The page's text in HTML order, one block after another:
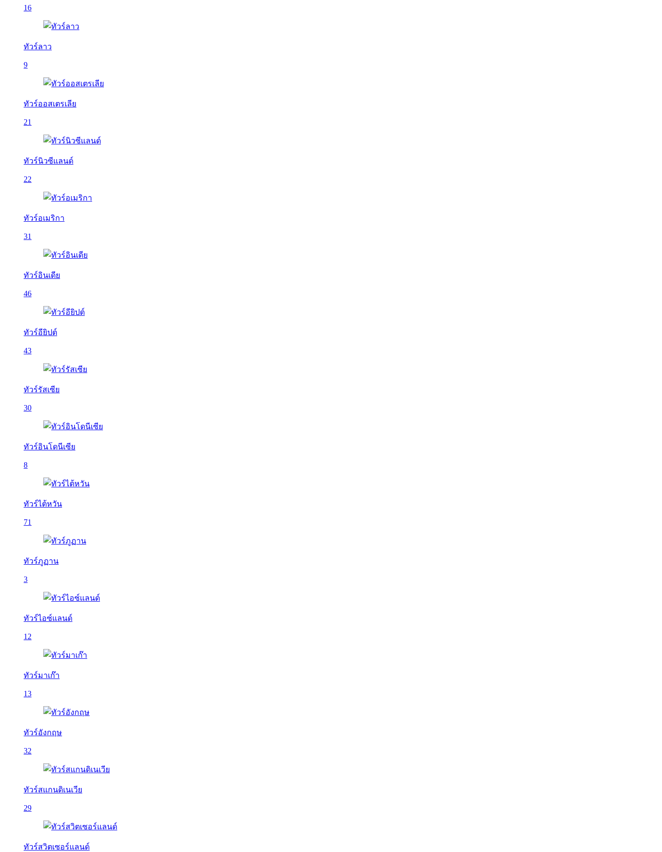
16
ทัวร์ลาว
9
ทัวร์ออสเตรเลีย
21
ทัวร์นิวซีแลนด์
22
ทัวร์อเมริกา
31
ทัวร์อินเดีย
46
ทัวร์อียิปต์
43
ทัวร์รัสเซีย
30
ทัวร์อินโดนีเซีย
8
ทัวร์ไต้หวัน
71
ทัวร์ภูฏาน
3
ทัวร์ไอซ์แลนด์
12
ทัวร์มาเก๊า
13
ทัวร์อังกฤษ
32
ทัวร์สแกนดิเนเวีย
29
ทัวร์สวิตเซอร์แลนด์